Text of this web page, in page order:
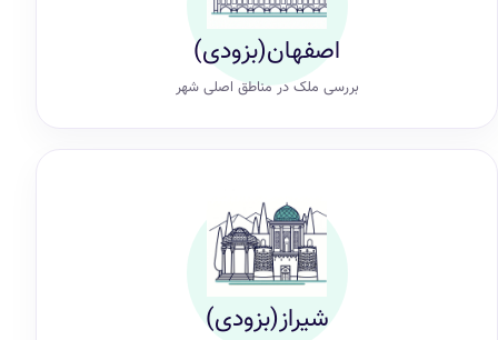
اصفهان(بزودی)
بررسی ملک در مناطق اصلی شهر
شیراز(بزودی)